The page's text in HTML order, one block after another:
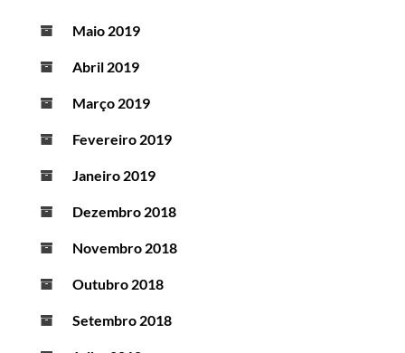
Maio 2019
Abril 2019
Março 2019
Fevereiro 2019
Janeiro 2019
Dezembro 2018
Novembro 2018
Outubro 2018
Setembro 2018